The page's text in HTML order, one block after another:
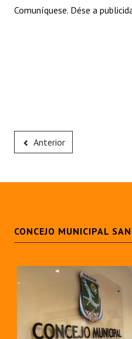
Comuníquese. Dése a
Anterior
CONCEJO MUNICIPAL